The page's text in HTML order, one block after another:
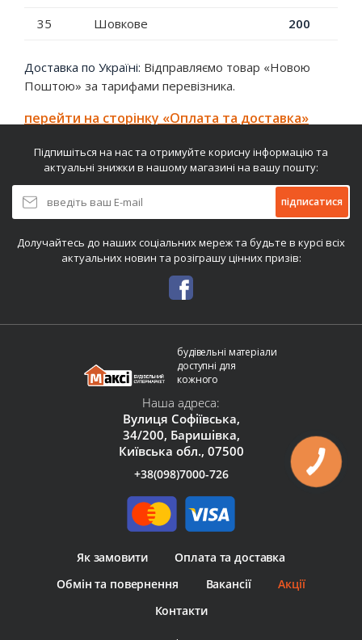
35
Шовкове 200
Доставка по Україні: Відправляємо товар «Новою
Поштою» за тарифами перевізника.
перейти на сторінку «Оплата та доставка»
Підпишіться на нас та отримуйте корисну інформацію та
актуальні знижки в нашому магазині на вашу пошту:
підписатися
Долучайтесь до наших соціальних мереж та будьте в курсі всіх
актуальних новин та розіграшу цінних призів:
будівельні матеріали
доступні для
кожного
Наша адреса:
Вулиця Софіївська,
34/200, Баришівка,
Київська обл., 07500
+38(098)7000-726
Як замовити
Оплата та доставка
Обмін та повернення
Вакансії
Акції
Контакти